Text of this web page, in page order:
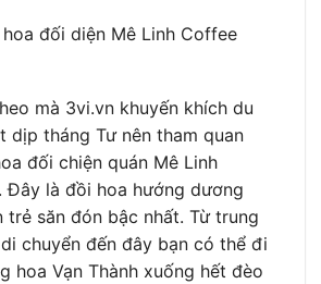
đối diện Mê Linh Coffee
mà 3vi.vn khuyến khích du
dịp tháng Tư nên tham quan
đối chiện quán Mê Linh
Đây là đồi hoa hướng dương
trẻ săn đón bậc nhất. Từ trung
chuyển đến đây bạn có thể đi
hoa Vạn Thành xuống hết đèo